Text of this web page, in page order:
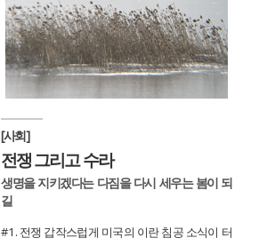
[사회]
전쟁 그리고 수라
생명을 지키겠다는 다짐을 다시 세우는 봄이 되
길
#1. 전쟁 갑작스럽게 미국의 이란 침공 소식이 터